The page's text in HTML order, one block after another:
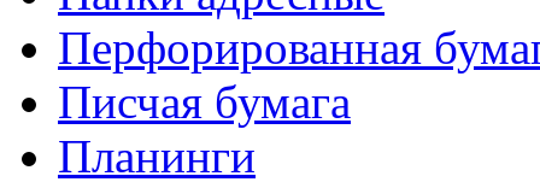
Перфорированная
Писчая бумага
Планинги